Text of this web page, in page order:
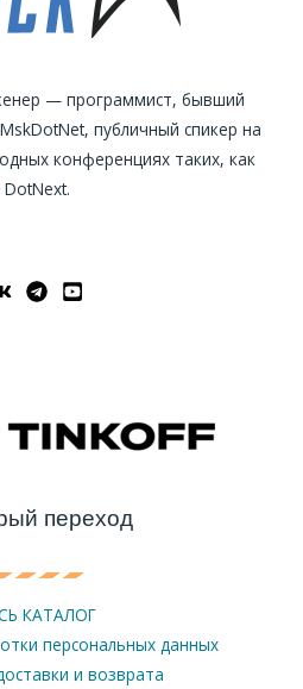
— программист, бывший
публичный спикер на
конференциях таких, как
DotNext.
переход
КАТАЛОГ
персональных данных
и возврата